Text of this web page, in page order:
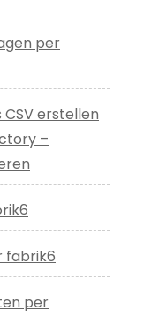
per
erstellen
–
fabrik6
per